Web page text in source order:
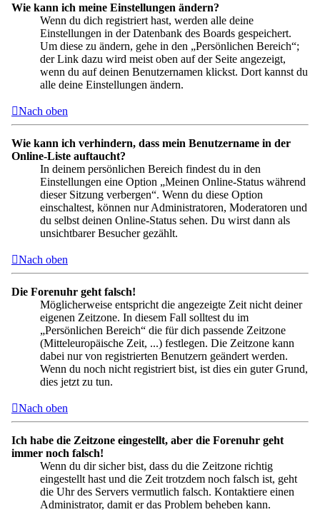
Wie kann ich meine Einstellungen ändern?
Wenn du dich registriert hast, werden alle deine
Einstellungen in der Datenbank des Boards gespeichert.
Um diese zu ändern, gehe in den „Persönlichen Bereich“;
der Link dazu wird meist oben auf der Seite angezeigt,
wenn du auf deinen Benutzernamen klickst. Dort kannst du
alle deine Einstellungen ändern.
Nach oben
Wie kann ich verhindern, dass mein Benutzername in der
Online-Liste auftaucht?
In deinem persönlichen Bereich findest du in den
Einstellungen eine Option „Meinen Online-Status während
dieser Sitzung verbergen“. Wenn du diese Option
einschaltest, können nur Administratoren, Moderatoren und
du selbst deinen Online-Status sehen. Du wirst dann als
unsichtbarer Besucher gezählt.
Nach oben
Die Forenuhr geht falsch!
Möglicherweise entspricht die angezeigte Zeit nicht deiner
eigenen Zeitzone. In diesem Fall solltest du im
„Persönlichen Bereich“ die für dich passende Zeitzone
(Mitteleuropäische Zeit, ...) festlegen. Die Zeitzone kann
dabei nur von registrierten Benutzern geändert werden.
Wenn du noch nicht registriert bist, ist dies ein guter Grund,
dies jetzt zu tun.
Nach oben
Ich habe die Zeitzone eingestellt, aber die Forenuhr geht
immer noch falsch!
Wenn du dir sicher bist, dass du die Zeitzone richtig
eingestellt hast und die Zeit trotzdem noch falsch ist, geht
die Uhr des Servers vermutlich falsch. Kontaktiere einen
Administrator, damit er das Problem beheben kann.